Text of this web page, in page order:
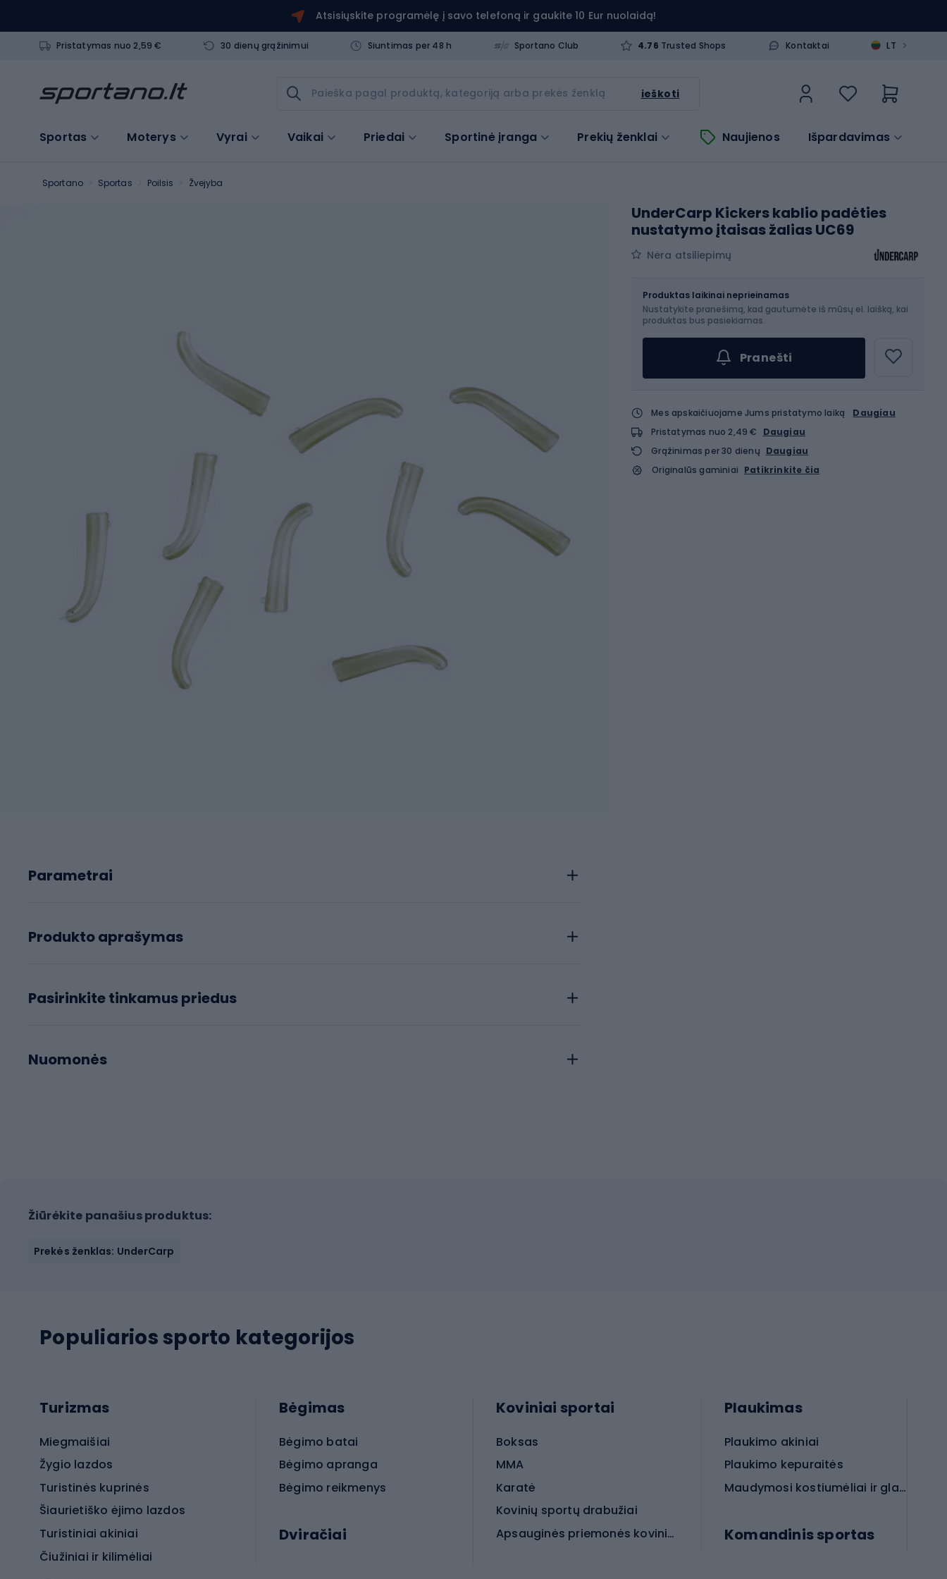
Atsisiųskite programėlę į savo telefoną ir gaukite 10 Eur nuolaidą!
Pristatymas nuo 2,59 € 30 dienų grąžinimui Siuntimas per 48 h Sportano Club 4.76 Trusted Shops Kontaktai LT >
ieškoti
Sportas Moterys Vyrai Vaikai Priedai Sportinė įranga Prekių ženklai Naujienos Išpardavimas
Sportano Sportas Poilsis Žvejyba
Parametrai
Produkto aprašymas
Pasirinkite tinkamus priedus
Nuomonės
UnderCarp Kickers kablio padėties
nustatymo įtaisas žalias UC69
Nėra atsiliepimų
Produktas laikinai neprieinamas
Nustatykite pranešimą, kad gautumėte iš mūsų el. laišką, kai
produktas bus pasiekiamas.
Pranešti
Mes apskaičiuojame Jums pristatymo laiką
Daugiau
Pristatymas nuo 2,49 €
Daugiau
Grąžinimas per 30 dienų Daugiau
Originalūs gaminiai Patikrinkite čia
Žiūrėkite panašius produktus:
Prekės ženklas: UnderCarp
Populiarios sporto kategorijos
Turizmas
Miegmaišiai
Žygio lazdos
Turistinės kuprinės
Šiaurietiško ėjimo lazdos
Turistiniai akiniai
Čiužiniai ir kilimėliai
Bėgimas
Bėgimo batai
Bėgimo apranga
Bėgimo reikmenys
Dviračiai
Koviniai sportai
Boksas
MMA
Karatė
Kovinių sportų drabužiai
Apsauginės priemonės koviniam sportui
Plaukimas
Plaukimo akiniai
Plaukimo kepuraitės
Maudymosi kostiumėliai ir glaudės
Komandinis sportas